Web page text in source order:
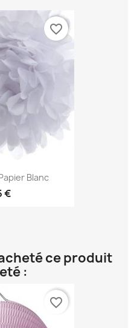
Blanc
€
favorite_border
ce produit
:
favorite_border